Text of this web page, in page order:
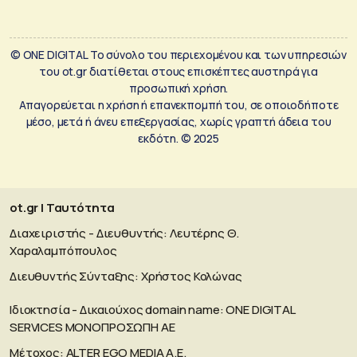
© ONE DIGITAL Το σύνολο του περιεχομένου και των υπηρεσιών
του ot.gr διατίθεται στους επισκέπτες αυστηρά για
προσωπική χρήση.
Απαγορεύεται η χρήση ή επανεκπομπή του, σε οποιοδήποτε
μέσο, μετά ή άνευ επεξεργασίας, χωρίς γραπτή άδεια του
εκδότη. © 2025
ot.gr | Ταυτότητα
Διαχειριστής - Διευθυντής: Λευτέρης Θ.
Χαραλαμπόπουλος
Διευθυντής Σύνταξης: Χρήστος Κολώνας
Ιδιοκτησία - Δικαιούχος domain name: ΟΝΕ DIGITAL
SERVICES MONOΠΡΟΣΩΠΗ ΑΕ
Μέτοχος: ALTER EGO MEDIA A.E.